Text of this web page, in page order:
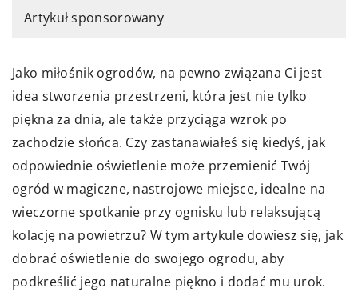
Artykuł sponsorowany
Jako miłośnik ogrodów, na pewno związana Ci jest
idea stworzenia przestrzeni, która jest nie tylko
piękna za dnia, ale także przyciąga wzrok po
zachodzie słońca. Czy zastanawiałeś się kiedyś, jak
odpowiednie oświetlenie może przemienić Twój
ogród w magiczne, nastrojowe miejsce, idealne na
wieczorne spotkanie przy ognisku lub relaksującą
kolację na powietrzu? W tym artykule dowiesz się, jak
dobrać oświetlenie do swojego ogrodu, aby
podkreślić jego naturalne piękno i dodać mu urok.